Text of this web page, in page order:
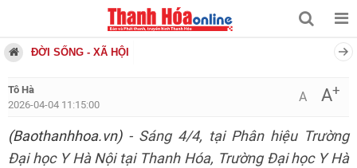
ĐỜI SỐNG - XÃ HỘI
Tô Hà
2026-04-04 11:15:00
A A+
(Baothanhhoa.vn)- Sáng 4/4, tại Phân hiệu Trường
Đại học Y Hà Nội tại Thanh Hóa, Trường Đại học Y Hà